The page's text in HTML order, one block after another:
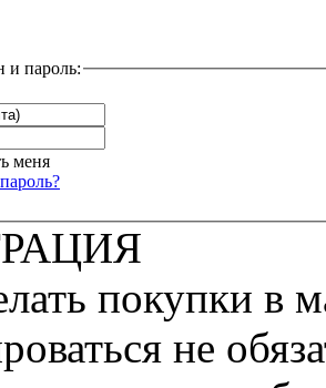
и пароль:
меня
покупки в
не